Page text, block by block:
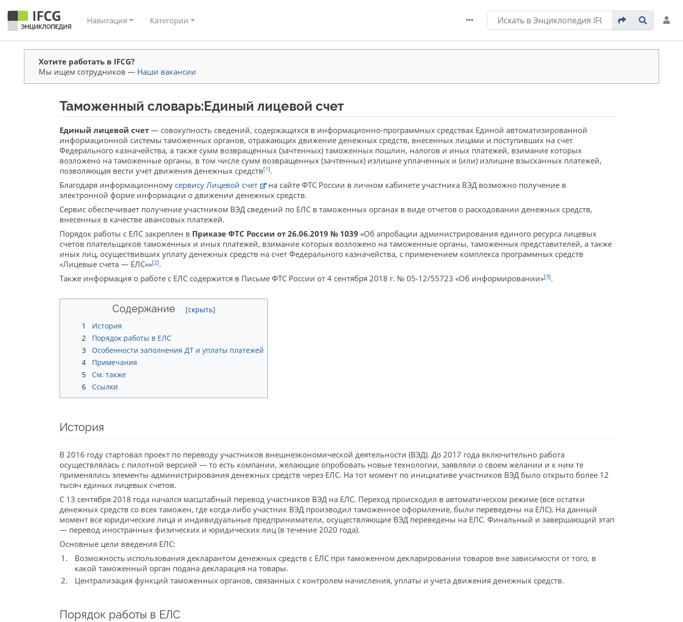
Навигация Категории
Хотите работать в IFCG?
Мы ищем сотрудников — Наши вакансии
Таможенный словарь:Единый лицевой счет
Перейти к:навигация,поиск
Единый лицевой счет — совокупность сведений, содержащихся в информационно-программных средствах Единой автоматизированной
информационной системы таможенных органов, отражающих движение денежных средств, внесенных лицами и поступивших на счет
Федерального казначейства, а также сумм возвращенных (зачтенных) таможенных пошлин, налогов и иных платежей, взимание которых
возложено на таможенные органы, в том числе сумм возвращенных (зачтенных) излишне уплаченных и (или) излишне взысканных платежей,
позволяющая вести учет движения денежных средств[1].
Благодаря информационному сервису Лицевой счет
на сайте ФТС России в личном кабинете участника ВЭД возможно получение в
электронной форме информации о движении денежных средств.
Сервис обеспечивает получение участником ВЭД сведений по ЕЛС в таможенных органах в виде отчетов о расходовании денежных средств,
внесенных в качестве авансовых платежей.
Порядок работы с ЕЛС закреплен в Приказе ФТС России от 26.06.2019 № 1039 «Об апробации администрирования единого ресурса лицевых
счетов плательщиков таможенных и иных платежей, взимание которых возложено на таможенные органы, таможенных представителей, а также
иных лиц, осуществивших уплату денежных средств на счет Федерального казначейства, с применением комплекса программных средств
«Лицевые счета — ЕЛС»»[2].
Также информация о работе с ЕЛС содержится в Письме ФТС России от 4 сентября 2018 г. № 05-12/55723 «Об информировании»[3].
Содержание
1
История
2
Порядок работы в ЕЛС
3
Особенности заполнения ДТ и уплаты платежей
4
Примечания
5
См. также
6
Ссылки
История
В 2016 году стартовал проект по переводу участников внешнеэкономической деятельности (ВЭД). До 2017 года включительно работа
осуществлялась с пилотной версией — то есть компании, желающие опробовать новые технологии, заявляли о своем желании и к ним те
применялись элементы администрирования денежных средств через ЕЛС. На тот момент по инициативе участников ВЭД было открыто более 12
тысяч единых лицевых счетов.
С 13 сентября 2018 года начался масштабный перевод участников ВЭД на ЕЛС. Переход происходил в автоматическом режиме (все остатки
денежных средств со всех таможен, где когда-либо участник ВЭД производил таможенное оформление, были переведены на ЕЛС). На данный
момент все юридические лица и индивидуальные предприниматели, осуществляющие ВЭД переведены на ЕЛС. Финальный и завершающий этап
— перевод иностранных физических и юридических лиц (в течение 2020 года).
Основные цели введения ЕЛС:
Возможность использования декларантом денежных средств с ЕЛС при таможенном декларировании товаров вне зависимости от того, в
какой таможенный орган подана декларация на товары.
Централизация функций таможенных органов, связанных с контролем начисления, уплаты и учета движения денежных средств.
Порядок работы в ЕЛС